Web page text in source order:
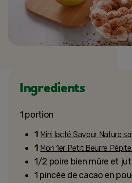
Ingredients
1 portion
1 Mini lacté Saveur Nature
1 Mon 1er Petit Beurre
1/2 poire bien mûre et
1 pincée de cacao en